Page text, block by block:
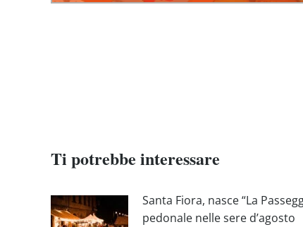
Ti potrebbe interessare
Santa Fiora, nasce “La
pedonale nelle sere d’agosto